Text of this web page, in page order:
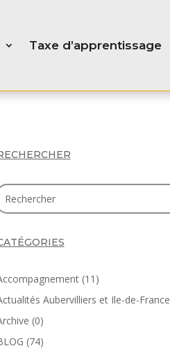
Taxe d’apprentissage
(11)
Aubervilliers et Ile-de-France
(0)
(74)